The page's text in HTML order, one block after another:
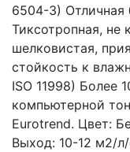
6504-3) Отличная
Тиксотропная, не
шелковистая,
стойкость к
ISO 11998) Более
компьютерной
Eurotrend. Цвет:
Выход: 10-12 м2/